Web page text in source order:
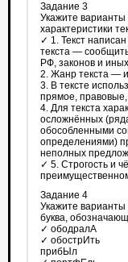
Задание 3
Укажите
характеристики
✓ 1. Текст
текста —
РФ, законов и
2. Жанр текста —
3. В тексте
прямое,
4. Для текста
осложнённых
обособленными
определениями)
неполных
✓ 5. Строгость и
Задание 4
Укажите варианты
буква,
✓ ободралА
✓ обострИть
прибЫл